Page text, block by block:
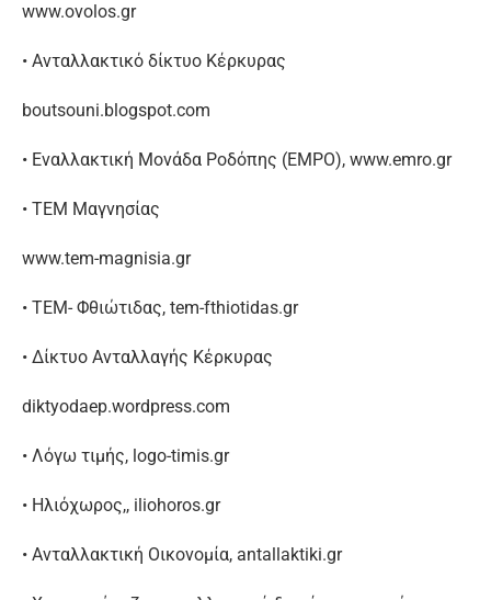
www.ovolos.gr
• Ανταλλακτικό δίκτυο Κέρκυρας
boutsouni.blogspot.com
• Εναλλακτική Μονάδα Ροδόπης (ΕΜΡΟ), www.emro.gr
• ΤΕΜ Μαγνησίας
www.tem-magnisia.gr
• ΤΕΜ- Φθιώτιδας, tem-fthiotidas.gr
• Δίκτυο Ανταλλαγής Κέρκυρας
diktyodaep.wordpress.com
• Λόγω τιμής, logo-timis.gr
• Ηλιόχωρος,, iliohoros.gr
• Ανταλλακτική Οικονομία, antallaktiki.gr